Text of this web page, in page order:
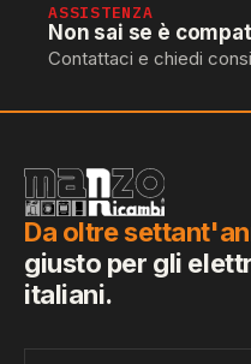
ASSISTENZA
Non sai se è
Contattaci e chiedi
Da oltre
giusto per gli
italiani.